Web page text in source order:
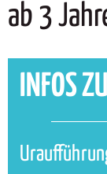
ab 3
INFOS